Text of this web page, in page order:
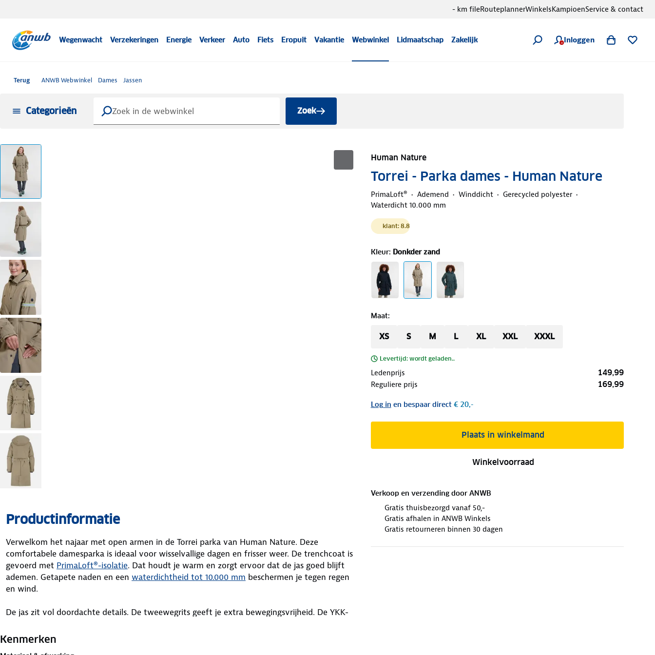
Wegenwacht Verzekeringen Energie Verkeer Auto Fiets Eropuit Vakantie Webwinkel Lidmaatschap Zakelijk Inloggen
- km fileRouteplannerWinkelsKampioenService & contact
Terug ANWB Webwinkel Dames Jassen
Categorieën Zoek
Human Nature
Torrei - Parka dames - Human Nature
PrimaLoft® Ademend Winddicht
Gerecycled polyester
Waterdicht 10.000 mm
klant: 8.8
Kleur: Donkder zand
Maat:
XS S M L XL XXL XXXL
Levertijd: wordt geladen..
Ledenprijs 149,99
Reguliere prijs 169,99
Log in en bespaar direct€ 20,-
Plaats in winkelmand
Winkelvoorraad
Verkoop en verzending door ANWB
Gratis thuisbezorgd vanaf 50,-
Gratis afhalen in ANWB Winkels
Gratis retourneren binnen 30 dagen
Productinformatie
Verwelkom het najaar met open armen in de Torrei parka van Human Nature. Deze
comfortabele damesparka is ideaal voor wisselvallige dagen en frisser weer. De trenchcoat is
gevoerd met PrimaLoft®-isolatie. Dat houdt je warm en zorgt ervoor dat de jas goed blijft
ademen. Getapete naden en een waterdichtheid tot 10.000 mm beschermen je tegen regen
en wind.
De jas zit vol doordachte details. De tweewegrits geeft je extra bewegingsvrijheid. De YKK-
capuchon eraf. Met de riem kun je de parka mooi tailleren.
Kenmerken